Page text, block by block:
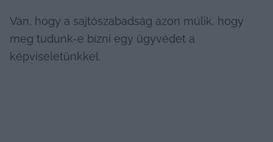
Van, hogy a sajtószabadság azon múlik, hogy
meg tudunk-e bízni egy ügyvédet a
képviseletünkkel.